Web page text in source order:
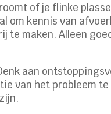
of je flinke
om kennis van
te maken. Alleen
aan
van het probleem te